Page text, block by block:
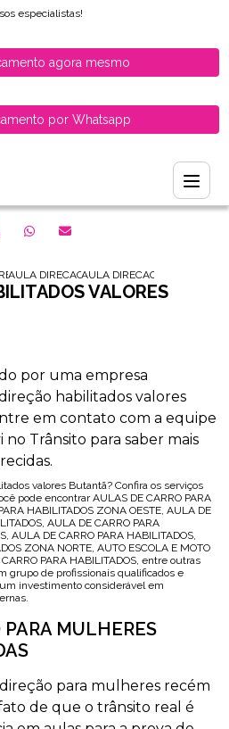
especialistas!
agora mesmo
por Whatsapp
PARA HABILITADOS
AULA DIRECAO PARA MOTORISTAS
AULA DIRECAO
VALORES
por uma empresa
habilitados valores
em contato com a equipe
Trânsito para saber mais
valores Butantã? Confira os serviços
pode encontrar AULAS DE CARRO PARA
HABILITADOS ZONA OESTE, AULA DE
AULA DE CARRO PARA
AULA DE CARRO PARA HABILITADOS,
ZONA NORTE, AUTO ESCOLA E MOTO
PARA HABILITADOS, entre outras
grupo de profissionais qualificados e
investimento considerável em
MULHERES
para mulheres recém
de que o trânsito real é